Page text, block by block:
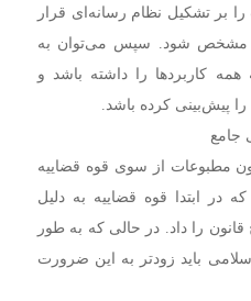
بر تشکیل نظام رسانه‌ای قرار
مشخص شود. سپس می‌توان به
کاربردها را داشته باشد و
پیش‌بینی کرده باشد.
جامع
مطبوعات از سوی قوه قضاییه
در ابتدا قوه قضاییه به دلیل
را داد. در حالی که به طور
باید زودتر به این ضرورت